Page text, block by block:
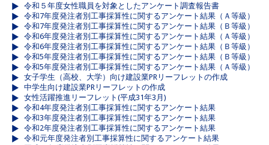
令和５年度女性職員を対象としたアンケート調査報告書
令和7年度発注者別工事採算性に関するアンケート結果（Ａ等級）
令和7年度発注者別工事採算性に関するアンケート結果（Ｂ等級）
令和6年度発注者別工事採算性に関するアンケート結果（Ａ等級）
令和6年度発注者別工事採算性に関するアンケート結果（Ｂ等級）
令和5年度発注者別工事採算性に関するアンケート結果（Ｂ等級）
令和5年度発注者別工事採算性に関するアンケート結果（Ａ等級）
女子学生（高校、大学）向け建設業PRリーフレットの作成
中学生向け建設業PRリーフレットの作成
女性活躍推進リーフレット(平成31年3月)
令和4年度発注者別工事採算性に関するアンケート結果
令和3年度発注者別工事採算性に関するアンケート結果
令和2年度発注者別工事採算性に関するアンケート結果
令和元年度発注者別工事採算性に関するアンケート結果